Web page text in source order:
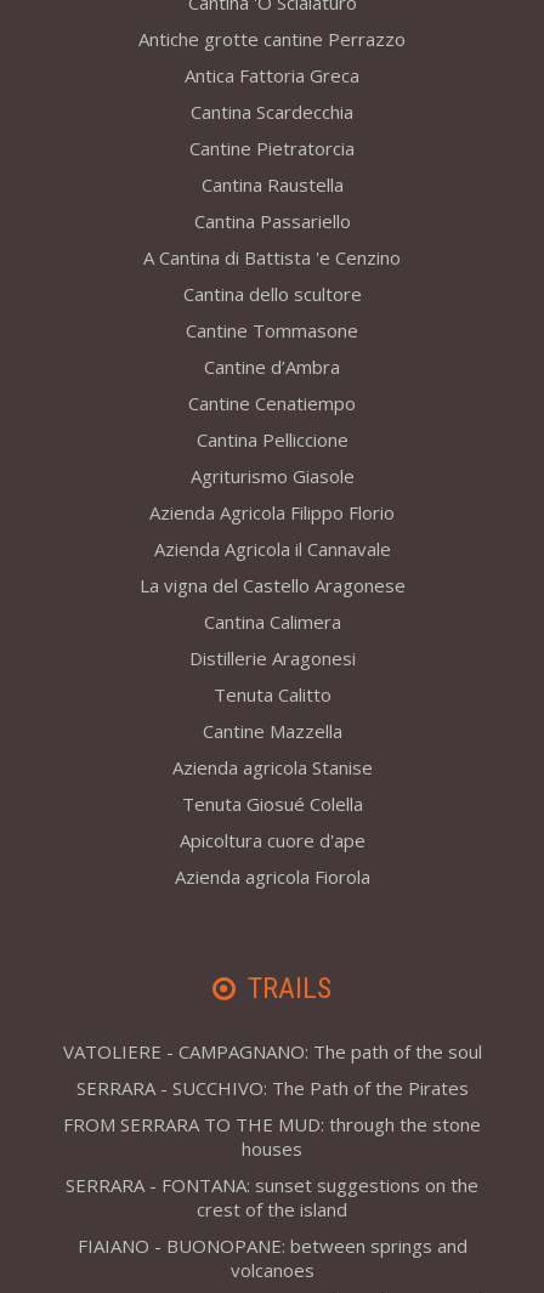
Antiche grotte cantine Perrazzo
Antica Fattoria Greca
Cantina Scardecchia
Cantine Pietratorcia
Cantina Raustella
Cantina Passariello
A Cantina di Battista 'e Cenzino
Cantina dello scultore
Cantine Tommasone
Cantine d’Ambra
Cantine Cenatiempo
Cantina Pelliccione
Agriturismo Giasole
Azienda Agricola Filippo Florio
Azienda Agricola il Cannavale
La vigna del Castello Aragonese
Cantina Calimera
Distillerie Aragonesi
Tenuta Calitto
Cantine Mazzella
Azienda agricola Stanise
Tenuta Giosué Colella
Apicoltura cuore d'ape
Azienda agricola Fiorola
TRAILS
VATOLIERE - CAMPAGNANO: The path of the soul
SERRARA - SUCCHIVO: The Path of the Pirates
FROM SERRARA TO THE MUD: through the stone
houses
SERRARA - FONTANA: sunset suggestions on the
crest of the island
FIAIANO - BUONOPANE: between springs and
volcanoes